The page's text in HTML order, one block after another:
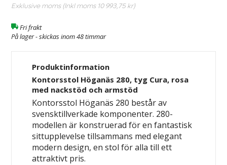
Exklusive moms (Inkl moms 10 993,75 kr)
Fri frakt
På lager - skickas inom 48 timmar
Produktinformation
Kontorsstol Höganäs 280, tyg Cura, rosa
med nackstöd och armstöd
Kontorsstol Höganäs 280 består av
svensktillverkade komponenter. 280-
modellen är konstruerad för en fantastisk
sittupplevelse tillsammans med elegant
modern design, en stol för alla till ett
attraktivt pris.